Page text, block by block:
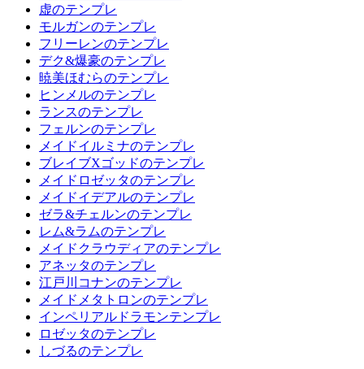
虚のテンプレ
モルガンのテンプレ
フリーレンのテンプレ
デク&爆豪のテンプレ
暁美ほむらのテンプレ
ヒンメルのテンプレ
ランスのテンプレ
フェルンのテンプレ
メイドイルミナのテンプレ
ブレイブXゴッドのテンプレ
メイドロゼッタのテンプレ
メイドイデアルのテンプレ
ゼラ&チェルンのテンプレ
レム&ラムのテンプレ
メイドクラウディアのテンプレ
アネッタのテンプレ
江戸川コナンのテンプレ
メイドメタトロンのテンプレ
インペリアルドラモンテンプレ
ロゼッタのテンプレ
しづるのテンプレ